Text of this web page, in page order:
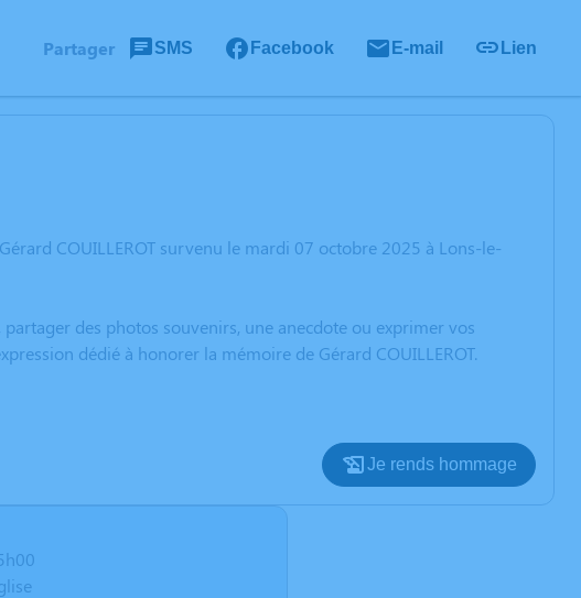
Partager SMS Facebook E-mail Lien
COUILLEROT survenu le mardi 07 octobre 2025 à Lons-le-
des photos souvenirs, une anecdote ou exprimer vos
dédié à honorer la mémoire de Gérard COUILLEROT.
Je rends hommage